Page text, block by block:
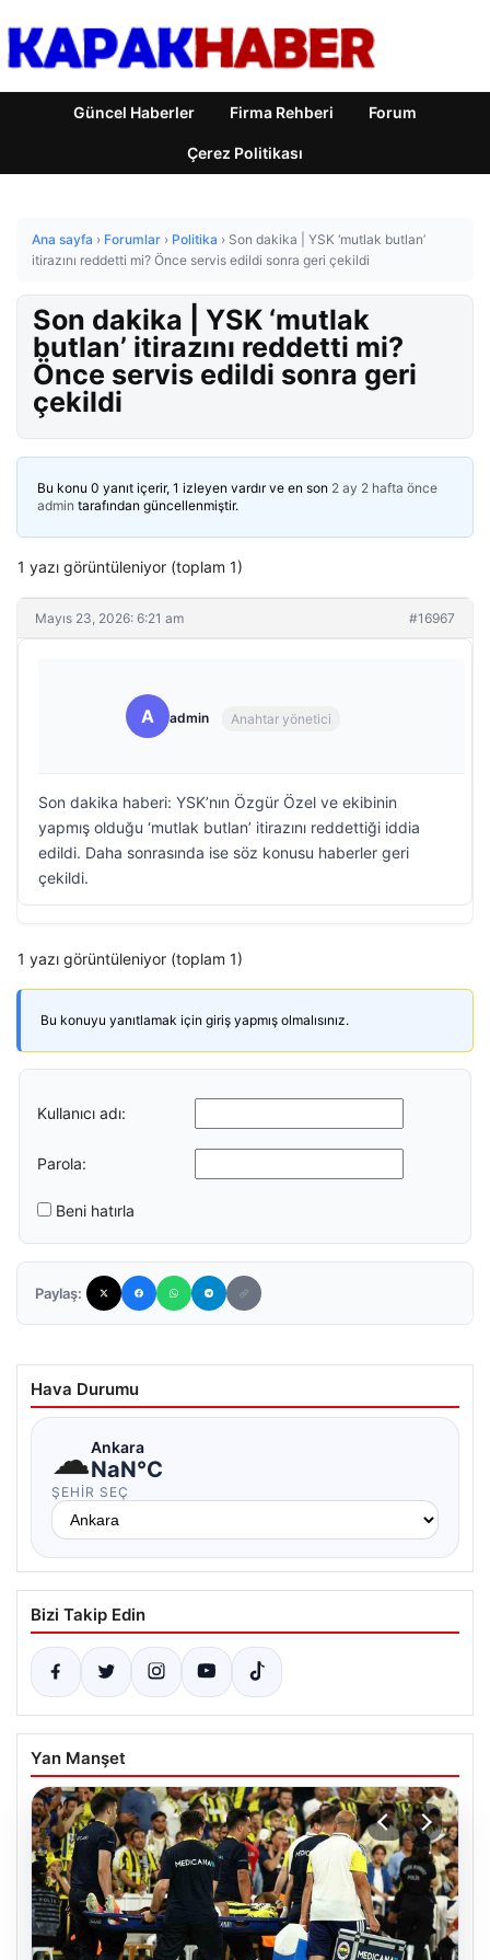
Güncel Haberler Firma Rehberi Forum
Çerez Politikası
Ana sayfa › Forumlar › Politika › Son dakika | YSK ‘mutlak butlan’
itirazını reddetti mi? Önce servis edildi sonra geri çekildi
Son dakika | YSK ‘mutlak
butlan’ itirazını reddetti mi?
Önce servis edildi sonra geri
çekildi
Bu konu 0 yanıt içerir, 1 izleyen vardır ve en son 2 ay 2 hafta önce
admin tarafından güncellenmiştir.
1 yazı görüntüleniyor (toplam 1)
Mayıs 23, 2026: 6:21 am #16967
A admin Anahtar yönetici
Son dakika haberi: YSK’nın Özgür Özel ve ekibinin
yapmış olduğu ‘mutlak butlan’ itirazını reddettiği iddia
edildi. Daha sonrasında ise söz konusu haberler geri
çekildi.
1 yazı görüntüleniyor (toplam 1)
Bu konuyu yanıtlamak için giriş yapmış olmalısınız.
Kullanıcı adı:
Parola:
Beni hatırla
Paylaş:
Hava Durumu
☁Ankara
NaN°C
ŞEHIR SEÇ
Bizi Takip Edin
Yan Manşet